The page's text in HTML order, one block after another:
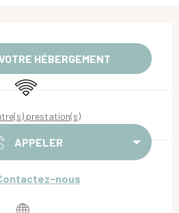
HÉBERGEMENT
WiFi
prestation(s)
APPELER
nous